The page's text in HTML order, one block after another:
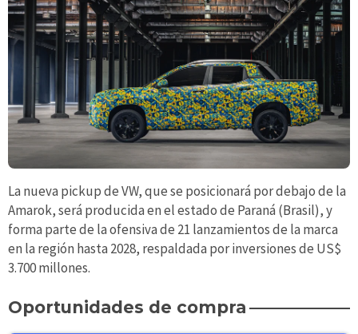
La nueva pickup de VW, que se posicionará por debajo de la
Amarok, será producida en el estado de Paraná (Brasil), y
forma parte de la ofensiva de 21 lanzamientos de la marca
en la región hasta 2028, respaldada por inversiones de US$
3.700 millones.
Oportunidades de compra